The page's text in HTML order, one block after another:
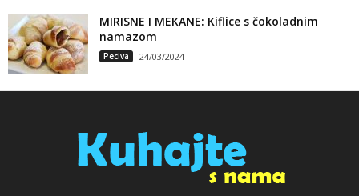
MIRISNE I MEKANE: Kiflice s čokoladnim
namazom
Peciva 24/03/2024